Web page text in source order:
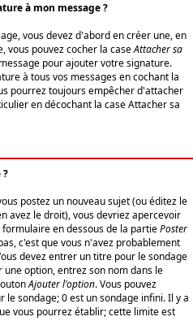
à mon message ?
vous devez d'abord en créer une, en
vous pouvez cocher la caseAttacher sa
pour ajouter votre signature.
à tous vos messages en cochant la
pourrez toujours empêcher d'attacher
en décochant la case Attacher sa
?
postez un nouveau sujet (ou éditez le
avez le droit), vous devriez apercevoir
formulaire en dessous de la partiePoster
c'est que vous n'avez probablement
devez entrer un titre pour le sondage
option, entrez son nom dans le
Ajouter l'option. Vous pouvez
sondage; 0 est un sondage infini. Il y a
vous pourrez établir; cette limite est